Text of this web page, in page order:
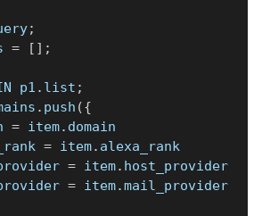
;
= [ ] ;
p1 . list ;
. push ({
= item. domain
= item. alexa_rank
= item. host_provider
= item.mail_provider